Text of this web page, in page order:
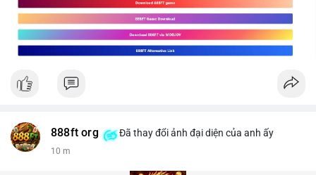
888ft org Đã thay đổi ảnh đại diện của anh ấy
10 m